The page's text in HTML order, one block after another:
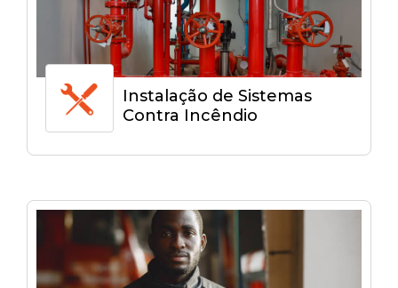
Instalação de Sistemas
Contra Incêndio